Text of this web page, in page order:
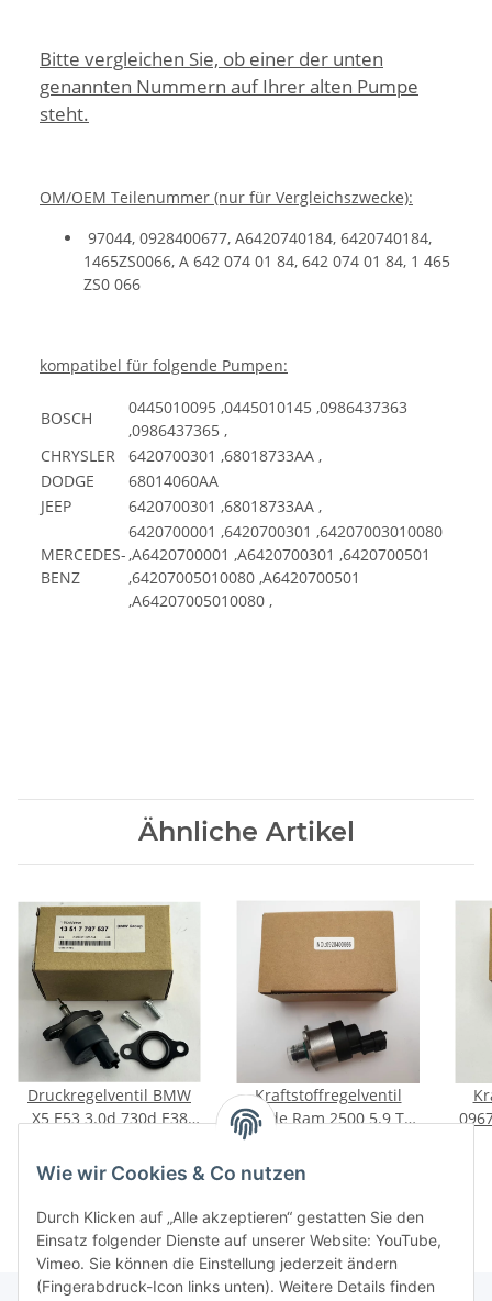
Wie wir Cookies & Co nutzen
Durch Klicken auf „Alle akzeptieren“ gestatten Sie den
Einsatz folgender Dienste auf unserer Website: YouTube,
Vimeo. Sie können die Einstellung jederzeit ändern
(Fingerabdruck-Icon links unten). Weitere Details finden
Bitte vergleichen Sie, ob einer der unten
genannten Nummern auf Ihrer alten Pumpe
steht.
OM/OEM Teilenummer (nur für Vergleichszwecke):
97044, 0928400677, A6420740184, 6420740184,
1465ZS0066, A 642 074 01 84, 642 074 01 84, 1 465
ZS0 066
kompatibel für folgende Pumpen:
BOSCH
0445010095 ,0445010145 ,0986437363
,0986437365 ,
CHRYSLER
6420700301 ,68018733AA ,
DODGE
68014060AA
JEEP
6420700301 ,68018733AA ,
MERCEDES-
BENZ
6420700001 ,6420700301 ,64207003010080
,A6420700001 ,A6420700301 ,6420700501
,64207005010080 ,A6420700501
,A64207005010080 ,
Ähnliche Artikel
Druckregelventil BMW
X5 E53 3.0d 730d E38
0281002480
13517787537
Kraftstoffregelventil
Dogde Ram 2500 5.9 TD
4x4 243 kW 330 PS Neu